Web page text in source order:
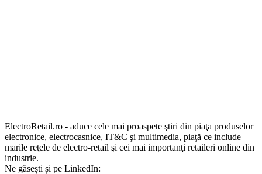
ElectroRetail.ro - aduce cele mai proaspete ştiri din piaţa produselor
electronice, electrocasnice, IT&C şi multimedia, piaţă ce include
marile reţele de electro-retail şi cei mai importanţi retaileri online din
industrie.
Ne găsești și pe LinkedIn: